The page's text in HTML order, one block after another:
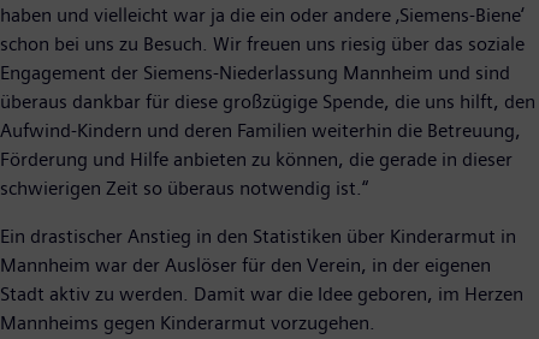
haben und vielleicht war ja die ein oder andere ‚Siemens-Biene‘
schon bei uns zu Besuch. Wir freuen uns riesig über das soziale
Engagement der Siemens-Niederlassung Mannheim und sind
überaus dankbar für diese großzügige Spende, die uns hilft, den
Aufwind-Kindern und deren Familien weiterhin die Betreuung,
Förderung und Hilfe anbieten zu können, die gerade in dieser
schwierigen Zeit so überaus notwendig ist.“
Ein drastischer Anstieg in den Statistiken über Kinderarmut in
Mannheim war der Auslöser für den Verein, in der eigenen
Stadt aktiv zu werden. Damit war die Idee geboren, im Herzen
Mannheims gegen Kinderarmut vorzugehen.